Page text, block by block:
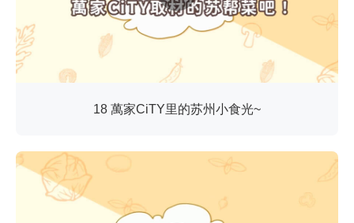
18 萬家CiTY里的苏州小食光~